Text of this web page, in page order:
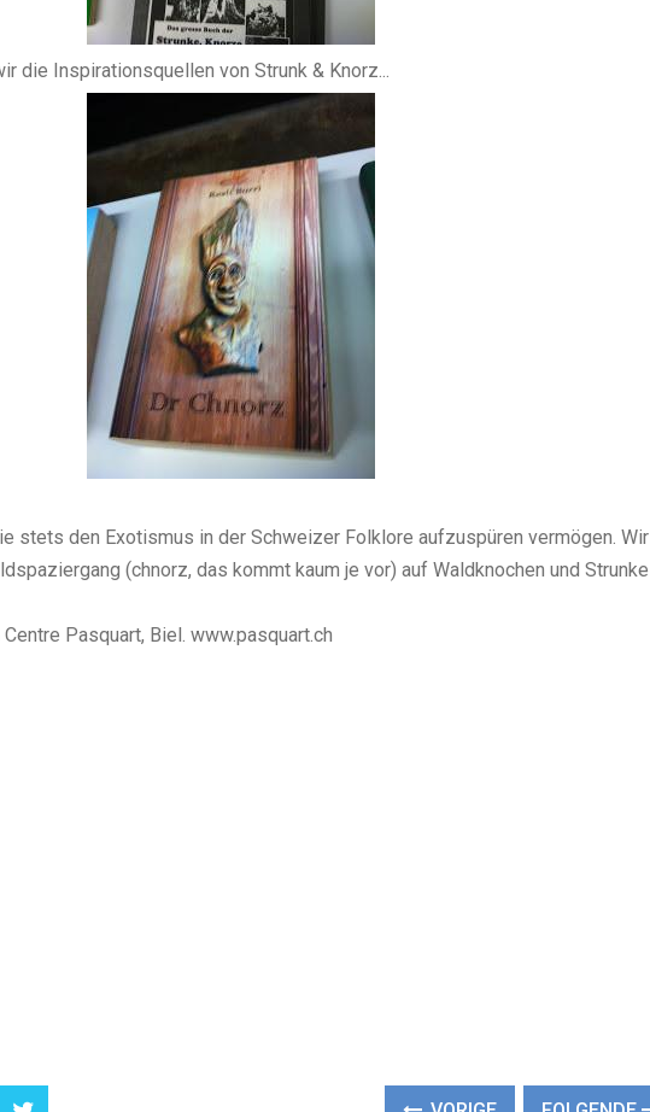
die Inspirationsquellen von Strunk & Knorz...
stets den Exotismus in der Schweizer Folklore aufzuspüren vermögen. Wir
(chnorz, das kommt kaum je vor) auf Waldknochen und Strunke
Pasquart, Biel. www.pasquart.ch